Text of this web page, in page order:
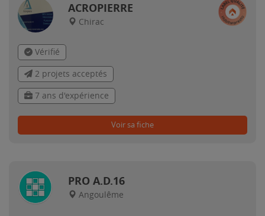
ACROPIERRE
Chirac
Vérifié
2 projets acceptés
7 ans d'expérience
Voir sa fiche
PRO A.D.16
Angoulême